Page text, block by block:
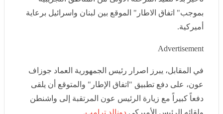
Advertisement
عون، على دفع تطبيق "اتفاق الإطار" والمتوقع أن يلقى دفعاً
كبيراً مع زيارة الرئيس عون المرتقبة إلى واشنطن ولقائه
الرئيس الأميركي
دونالد ترامب .
وقد أكد رئيس الجمهورية موقفه من الاتفاق بقوله: "يلومني
البعض على هذا "الإطار"، وأنا أقول لهم، يمكنني أن أبقى في